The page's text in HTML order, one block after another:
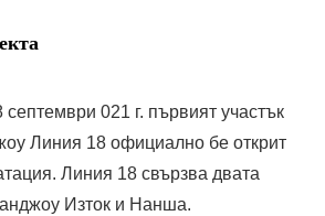
021 г. първият участък
Линия 18 официално бе открит
Линия 18 свързва двата
Изток и Нанша.